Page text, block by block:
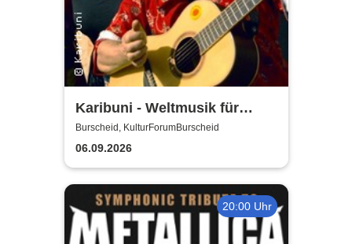
Karibuni - Weltmusik für
Kinder
Burscheid, KulturForumBurscheid
06.09.2026
20:00 Uhr